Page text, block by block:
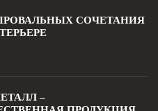
СОЧЕТАНИЯ
–